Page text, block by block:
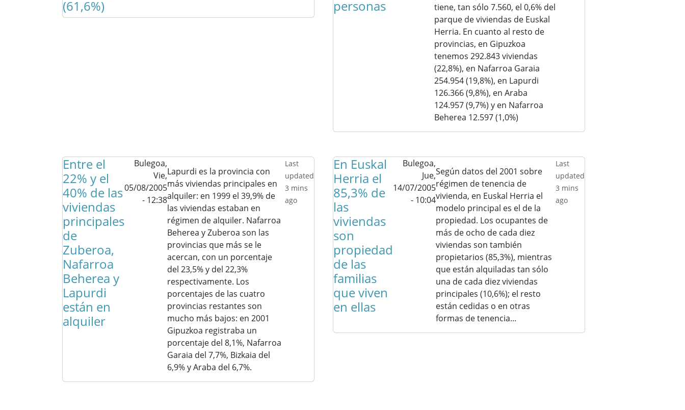
(61,6%)
personas
tiene, tan sólo 7.560, el 0,6% del
parque de viviendas de Euskal
Herria. En cuanto al resto de
provincias, en Gipuzkoa
tenemos 292.843 viviendas
(22,8%), en Nafarroa Garaia
254.954 (19,8%), en Lapurdi
126.366 (9,8%), en Araba
124.957 (9,7%) y en Nafarroa
Beherea 12.597 (1,0%)
Entre el
22% y el
40% de las
viviendas
principales
de
Zuberoa,
Nafarroa
Beherea y
Lapurdi
están en
alquiler
Bulegoa,
Vie,
05/08/2005
- 12:38
Lapurdi es la provincia con
más viviendas principales en
alquiler: en 1999 el 39,9% de
las viviendas estaban en
régimen de alquiler. Nafarroa
Beherea y Zuberoa son las
provincias que más se le
acercan, con un porcentaje
del 23,5% y del 22,3%
respectivamente. Los
porcentajes de las cuatro
provincias restantes son
mucho más bajos: en 2001
Gipuzkoa registraba un
porcentaje del 8,1%, Nafarroa
Garaia del 7,7%, Bizkaia del
6,9% y Araba del 6,7%.
Last
updated
3 mins
ago
En Euskal
Herria el
85,3% de
las
viviendas
son
propiedad
de las
familias
que viven
en ellas
Bulegoa,
Jue,
14/07/2005
- 10:04
Según datos del 2001 sobre
régimen de tenencia de
vivienda, en Euskal Herria el
modelo principal es el de la
propiedad. Los ocupantes de
más de ocho de cada diez
viviendas son también
propietarios (85,3%), mientras
que están alquiladas tan sólo
una de cada diez viviendas
principales (10,6%); el resto
están cedidas o en otras
formas de tenencia...
Last
updated
3 mins
ago